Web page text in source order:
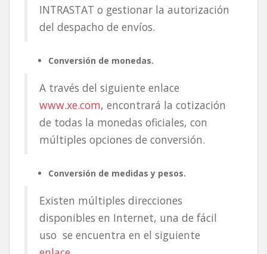
INTRASTAT o gestionar la autorización
del despacho de envíos.
Conversión de monedas.
A través del siguiente enlace
www.xe.com, encontrará la cotización
de todas la monedas oficiales, con
múltiples opciones de conversión.
Conversión de medidas y pesos.
Existen múltiples direcciones
disponibles en Internet, una de fácil
uso se encuentra en el siguiente